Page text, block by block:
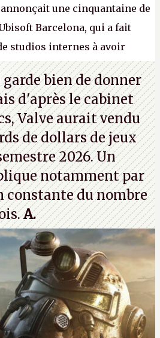
une cinquantaine de
Barcelona, qui a fait
studios internes à avoir
Creedsous la direction
A.garde bien de donner
d'après le cabinet
Valve aurait vendu
de dollars de jeux
2026. Un
notamment par
du nombre
A.